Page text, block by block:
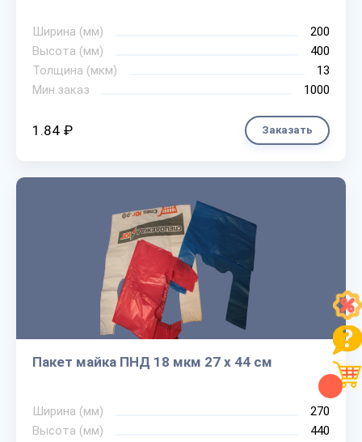
Ширина (мм)
200
Высота (мм)
400
Толщина (мкм)
13
Мин.заказ
1000
1.84 ₽ Заказать
Пакет майка ПНД 18 мкм 27 х 44 см
Ширина (мм)
270
Высота (мм)
440